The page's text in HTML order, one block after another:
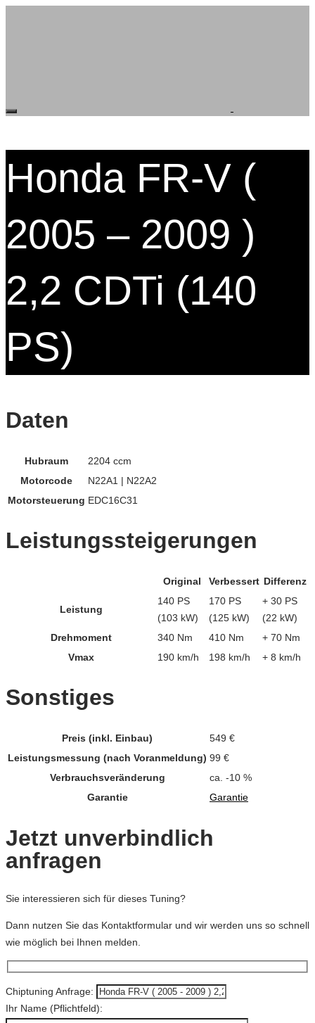
Honda FR-V (
2005 – 2009 )
2,2 CDTi (140
PS)
Daten
Hubraum
2204 ccm
Motorcode
N22A1 | N22A2
Motorsteuerung EDC16C31
Leistungssteigerungen
Original Verbessert Differenz
Leistung
140 PS
(103 kW)
170 PS
(125 kW)
+ 30 PS
(22 kW)
Drehmoment
340 Nm 410 Nm
+ 70 Nm
Vmax
190 km/h 198 km/h + 8 km/h
Sonstiges
Preis (inkl. Einbau)
549 €
Leistungsmessung (nach Voranmeldung) 99 €
Verbrauchsveränderung
ca. -10 %
Garantie
Garantie
Jetzt unverbindlich
anfragen
Sie interessieren sich für dieses Tuning?
Dann nutzen Sie das Kontaktformular und wir werden uns so schnell
wie möglich bei Ihnen melden.
Chiptuning Anfrage:
Ihr Name (Pflichtfeld):